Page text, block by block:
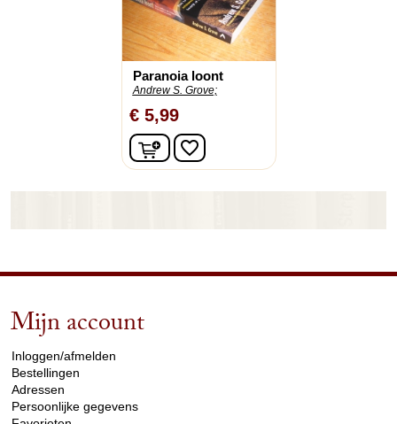
Paranoia loont
Andrew S. Grove;
€ 5,99
In winkelwagen
favorite_border
Mijn account
Inloggen/afmelden
Bestellingen
Adressen
Persoonlijke gegevens